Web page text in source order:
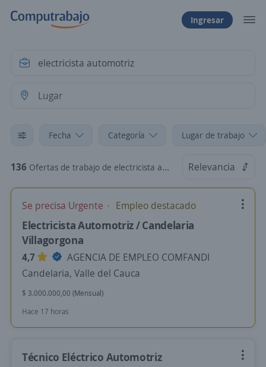
Ingresar
Fecha Categoría Lugar de trabajo
136 Ofertas de trabajo de electricista automotriz Relevancia
Se precisa Urgente Empleo destacado
Electricista Automotriz / Candelaria
Villagorgona
4,7
AGENCIA DE EMPLEO COMFANDI
Candelaria, Valle del Cauca
$ 3.000.000,00 (Mensual)
Hace 17 horas
Técnico Eléctrico Automotriz